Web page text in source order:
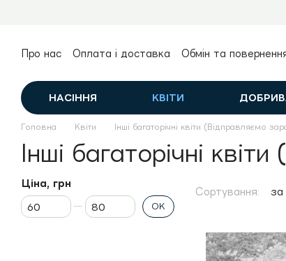
Про нас Оплата і доставка
Обмін та
НАСІННЯ КВІТИ
Головна Квіти Інші багаторічні квіти (Відправляємо
Інші багаторічні
Сортування: за
Ціна, грн
Від Ціна, грн
До Ціна, грн
ОК